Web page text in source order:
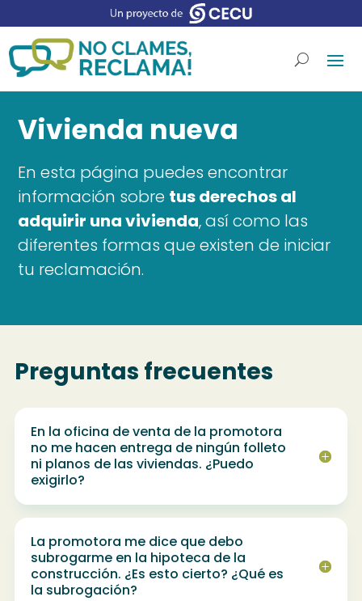
Vivienda nueva
En esta página puedes encontrar
información sobre tus derechos al
adquirir una vivienda, así como las
diferentes formas que existen de iniciar
tu reclamación.
Preguntas frecuentes
En la oficina de venta de la promotora
no me hacen entrega de ningún folleto
ni planos de las viviendas. ¿Puedo
exigirlo?
La promotora me dice que debo
subrogarme en la hipoteca de la
construcción. ¿Es esto cierto? ¿Qué es
la subrogación?